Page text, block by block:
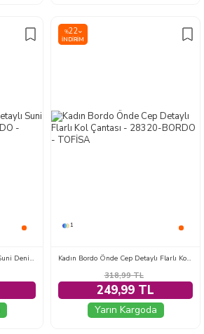
Kadın Bordo Çift Kilit Detaylı Suni Deni Çanta - 28434-BORDO
%22
İNDIRIM
1
Kadın Bordo Önde Cep Detaylı Flarlı Kol Çantası - 28320-BORDO
318,99TL
249,99 TL
Yarın Kargoda